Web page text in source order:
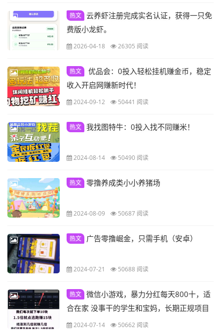
热文 云养虾注册完成实名认证，获得一只免
费版小龙虾。
2026-04-18 26305 阅读
热文
​ 优品会：0投入轻松挂机赚金币，稳定
收入开启网赚新时代！
2024-09-12 50441 阅读
热文 我找图特牛：0投入找不同赚米！
2024-08-14 50490 阅读
热文 零撸养成类小小养猪场
2024-08-09 50687 阅读
热文 广告零撸崛金，只需手机（安卓）
2024-07-21 50688 阅读
热文 微信小游戏，暴力分红每天800十，适
合在家 没事干的学生和宝妈，长期正规项目
2024-07-14 50662 阅读